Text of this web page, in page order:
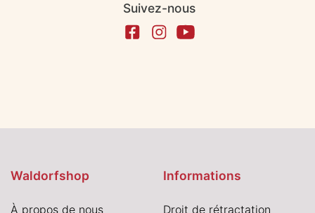
Suivez-nous
Waldorfshop
À propos de nous
Informations
Droit de rétractation